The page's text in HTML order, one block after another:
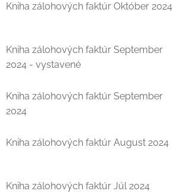
Kniha zálohových faktúr Október 2024
Kniha zálohových faktúr September
2024 - vystavené
Kniha zálohových faktúr September
2024
Kniha zálohových faktúr August 2024
Kniha zálohových faktúr Júl 2024